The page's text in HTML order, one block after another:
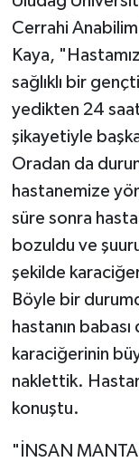
Cerrahi Anabilim
Kaya,
sağlıklı bir
yedikten 24
şikayetiyle
Oradan da
hastanemize
süre sonra
bozuldu ve
şekilde
Böyle bir
hastanın
karaciğerinin
naklettik.
konuştu.
"İNSAN